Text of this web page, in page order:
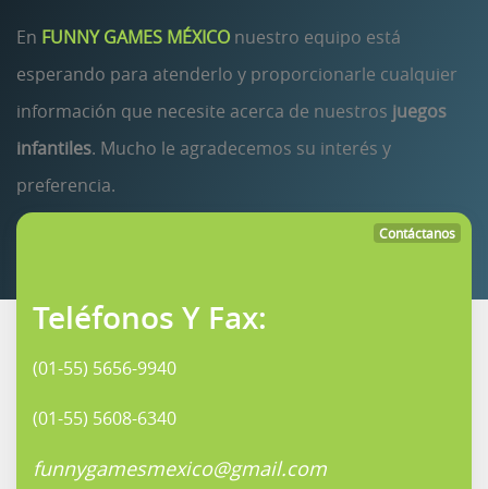
En FUNNY GAMES MÉXICO nuestro equipo está
esperando para atenderlo y proporcionarle cualquier
información que necesite acerca de nuestros juegos
infantiles. Mucho le agradecemos su interés y
preferencia.
Contáctanos
Teléfonos Y Fax:
(01-55) 5656-9940
(01-55) 5608-6340
funnygamesmexico@gmail.com